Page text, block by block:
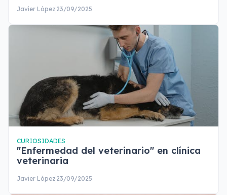
Javier López 23/09/2025
CURIOSIDADES
"Enfermedad del veterinario" en clínica
veterinaria
Javier López 23/09/2025